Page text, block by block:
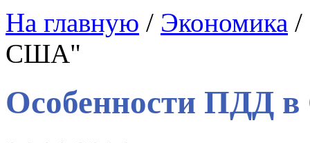
На главную / Экономика /
США"
Особенности ПДД